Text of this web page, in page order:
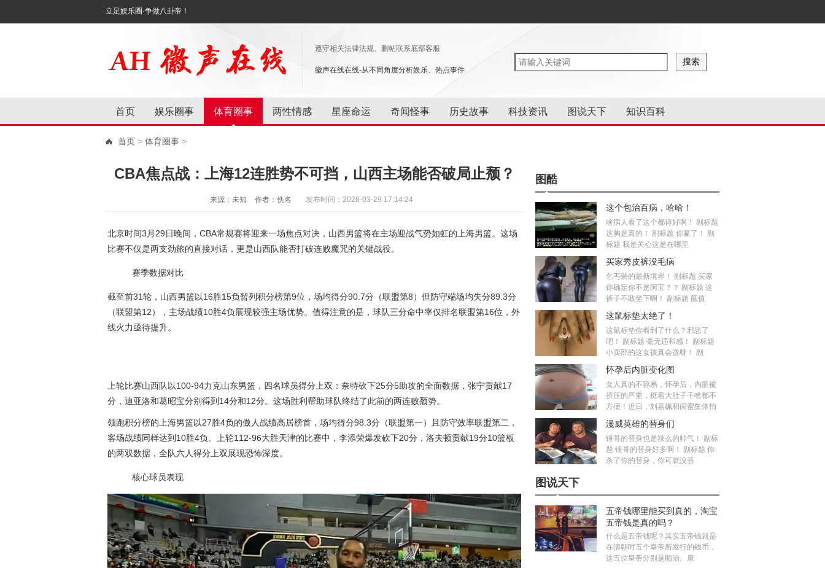
立足娱乐圈·争做八卦帝！
遵守相关法律法规、删帖联系底部客服
徽声在线在线-从不同角度分析娱乐、热点事件
首页 娱乐圈事 体育圈事 两性情感 星座命运 奇闻怪事 历史故事 科技资讯 图说天下 知识百科
首页 > 体育圈事 >
CBA焦点战：上海12连胜势不可挡，山西主场能否破局止颓？
来源：未知 作者：佚名 发布时间：2026-03-29 17:14:24
北京时间3月29日晚间，CBA常规赛将迎来一场焦点对决，山西男篮将在主场迎战气势如虹的上海男篮。这场
比赛不仅是两支劲旅的直接对话，更是山西队能否打破连败魔咒的关键战役。
赛季数据对比
截至前31轮，山西男篮以16胜15负暂列积分榜第9位，场均得分90.7分（联盟第8）但防守端场均失分89.3分
（联盟第12），主场战绩10胜4负展现较强主场优势。值得注意的是，球队三分命中率仅排名联盟第16位，外
线火力亟待提升。
上轮比赛山西队以100-94力克山东男篮，四名球员得分上双：奈特砍下25分5助攻的全面数据，张宁贡献17
分，迪亚洛和葛昭宝分别得到14分和12分。这场胜利帮助球队终结了此前的两连败颓势。
领跑积分榜的上海男篮以27胜4负的傲人战绩高居榜首，场均得分98.3分（联盟第一）且防守效率联盟第二，
客场战绩同样达到10胜4负。上轮112-96大胜天津的比赛中，李添荣爆发砍下20分，洛夫顿贡献19分10篮板
的两双数据，全队六人得分上双展现恐怖深度。
核心球员表现
图酷
这个包治百病，哈哈！
啥病人看了这个都得好啊！ 副标题
这胸是真的！ 副标题 你赢了！ 副
标题 我是关心这是在哪里
买家秀皮裤没毛病
乞丐装的最新境界！ 副标题 买家
你确定你不是阿宝？？ 副标题 这
裤子不敢坐下啊！ 副标题 颜值
这鼠标垫太绝了！
这鼠标垫你看到了什么？邪恶了
吧！ 副标题 毫无违和感！ 副标题
小卖部的这女孩真会选呀！ 副
怀孕后内脏变化图
女人真的不容易，怀孕后，内脏被
挤压的严重，挺着大肚子干啥都不
方便！近日，刘嘉姵和闺蜜集体拍
漫威英雄的替身们
锤哥的替身也是辣么的帅气！ 副标
题 锤哥的替身好多啊！ 副标题 你
杀了你的替身，你可就没替
图说天下
五帝钱哪里能买到真的，淘宝
五帝钱是真的吗？
什么是五帝钱呢？其实五帝钱就是
在清朝时五个皇帝所发行的钱币，
这五位皇帝分别是顺治、康